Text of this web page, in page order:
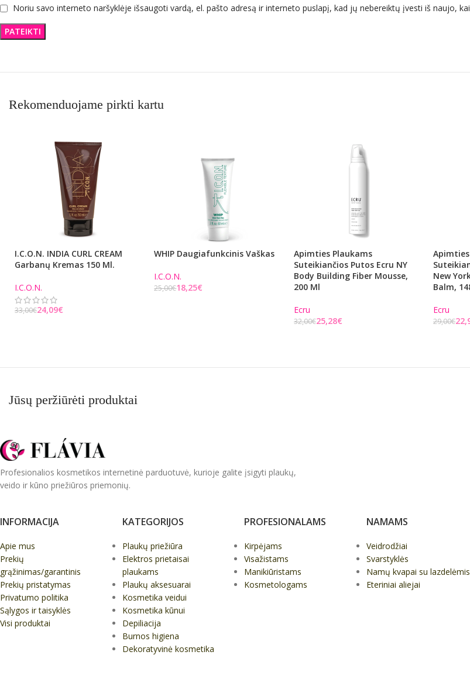
Noriu savo interneto naršyklėje išsaugoti vardą, el. pašto adresą ir interneto puslapį, kad jų nebereiktų įvesti iš naujo,
Rekomenduojame pirkti kartu
I.C.O.N. INDIA CURL CREAM
Garbanų Kremas 150 Ml.
I.C.O.N.
33,00€24,09€
WHIP Daugiafunkcinis Vaškas
I.C.O.N.
25,00€18,25€
Apimties Plaukams
Suteikiančios Putos Ecru NY
Body Building Fiber Mousse,
200 Ml
Ecru
32,00€25,28€
New
Balm,
Ecru
29,00€
Jūsų peržiūrėti produktai
Profesionalios kosmetikos internetinė parduotuvė, kurioje galite įsigyti plaukų,
veido ir kūno priežiūros priemonių.
INFORMACIJA
Apie mus
Prekių
grąžinimas/garantinis
Prekių pristatymas
Privatumo politika
Sąlygos ir taisyklės
Visi produktai
KATEGORIJOS
Plaukų priežiūra
Elektros prietaisai
plaukams
Plaukų aksesuarai
Kosmetika veidui
Kosmetika kūnui
Depiliacija
Burnos higiena
Dekoratyvinė kosmetika
PROFESIONALAMS
Kirpėjams
Visažistams
Manikiūristams
Kosmetologams
NAMAMS
Veidrodžiai
Svarstyklės
Namų kvapai su lazdelėmis
Eteriniai aliejai